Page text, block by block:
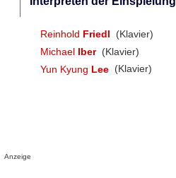
Reinhold Friedl
(Klavier)
Michael Iber (Klavier)
Yun Kyung Lee (Klavier)
Anzeige